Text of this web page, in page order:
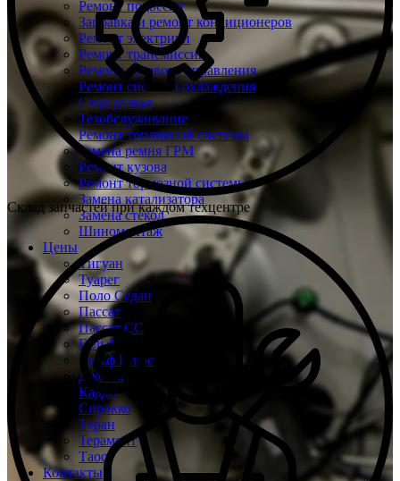
Ремонт подвески
Заправка и ремонт кондиционеров
Ремонт электрики
Ремонт трансмиссии
Ремонт рулевого управления
Ремонт системы охлаждения
Сход развал
Техобслуживание
Ремонт топливной системы
Замена ремня ГРМ
Ремонт кузова
Ремонт тормозной системы
Замена катализатора
Замена стекол
Шиномонтаж
Цены
Тигуан
Туарег
Поло Седан
Пассат
Пассат СС
Гольф
Гольф Плюс
Джетта
Кадди
Сирокко
Туран
Терамонт
Таос
Контакты
Склад запчастей при каждом техцентре